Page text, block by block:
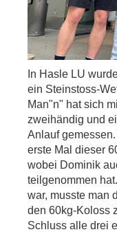
In Hasle LU
ein Steinstoss-
Man"n" hat sich
zweihändig und
Anlauf
erste Mal dieser
wobei Dominik
teilgenommen
war, musste man
den 60kg-Koloss
Schluss alle drei